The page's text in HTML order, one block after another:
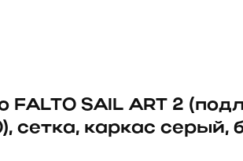
FALTO SAIL ART 2
сетка, каркас серый,